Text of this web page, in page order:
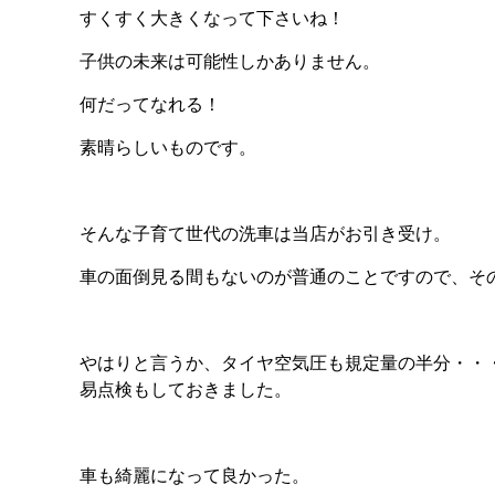
すくすく大きくなって下さいね！
子供の未来は可能性しかありません。
何だってなれる！
素晴らしいものです。
そんな子育て世代の洗車は当店がお引き受け。
車の面倒見る間もないのが普通のことですので、
やはりと言うか、タイヤ空気圧も規定量の半分・
易点検もしておきました。
車も綺麗になって良かった。